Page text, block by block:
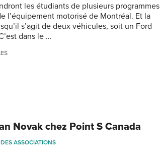
les étudiants de plusieurs programmes
l’équipement motorisé de Montréal. Et la
s’agit de deux véhicules, soit un Ford
dans le …
Novak chez Point S Canada
ASSOCIATIONS